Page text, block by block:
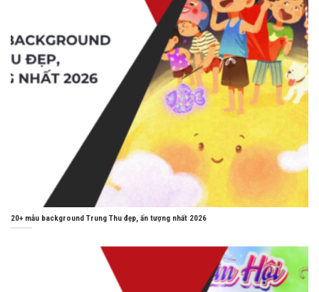
20+ mẫu background Trung Thu đẹp, ấn tượng nhất 2026